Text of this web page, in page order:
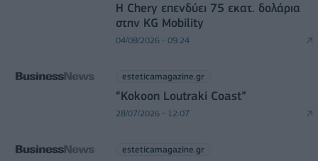
Η Chery επενδύει 75 εκατ. δολάρια
στην KG Mobility
04/08/2026 - 09:24
esteticamagazine.gr
“Kokoon Loutraki Coast”
28/07/2026 - 12:07
esteticamagazine.gr